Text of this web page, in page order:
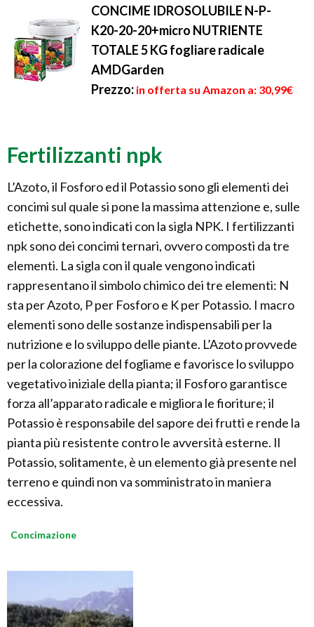
CONCIME IDROSOLUBILE N-P-
K20-20-20+micro NUTRIENTE
TOTALE 5 KG fogliare radicale
AMDGarden
Prezzo: in offerta su Amazon a: 30,99€
Fertilizzanti npk
L’Azoto, il Fosforo ed il Potassio sono gli elementi dei
concimi sul quale si pone la massima attenzione e, sulle
etichette, sono indicati con la sigla NPK. I fertilizzanti
npk sono dei concimi ternari, ovvero composti da tre
elementi. La sigla con il quale vengono indicati
rappresentano il simbolo chimico dei tre elementi: N
sta per Azoto, P per Fosforo e K per Potassio. I macro
elementi sono delle sostanze indispensabili per la
nutrizione e lo sviluppo delle piante. L’Azoto provvede
per la colorazione del fogliame e favorisce lo sviluppo
vegetativo iniziale della pianta; il Fosforo garantisce
forza all’apparato radicale e migliora le fioriture; il
Potassio è responsabile del sapore dei frutti e rende la
pianta più resistente contro le avversità esterne. Il
Potassio, solitamente, è un elemento già presente nel
terreno e quindi non va somministrato in maniera
eccessiva.
Concimazione